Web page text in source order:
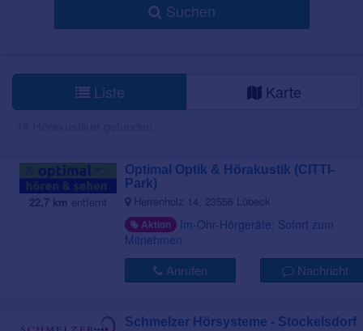
Suchen
Liste Karte
22,7 km entfernt
Optimal Optik & Hörakustik (CITTI-
Park)
Herrenholz 14, 23556 Lübeck
Aktion Im-Ohr-Hörgeräte: Sofort zum
Mitnehmen
Anrufen Nachricht
Schmelzer Hörsysteme - Stockelsdorf